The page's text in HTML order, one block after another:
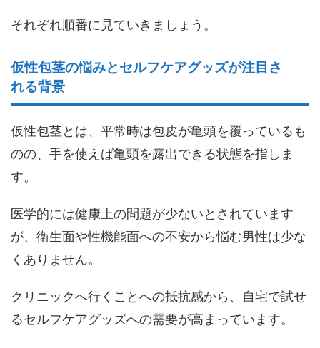
それぞれ順番に見ていきましょう。
仮性包茎の悩みとセルフケアグッズが注目さ
れる背景
仮性包茎とは、平常時は包皮が亀頭を覆っているも
のの、手を使えば亀頭を露出できる状態を指しま
す。
医学的には健康上の問題が少ないとされています
が、衛生面や性機能面への不安から悩む男性は少な
くありません。
クリニックへ行くことへの抵抗感から、自宅で試せ
るセルフケアグッズへの需要が高まっています。